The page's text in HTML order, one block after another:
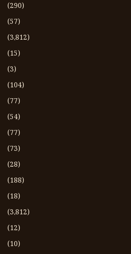
(290)
(57)
(3،812)
(15)
(3)
(104)
(77)
(54)
(77)
(73)
(28)
(188)
(18)
(3،812)
(12)
(10)